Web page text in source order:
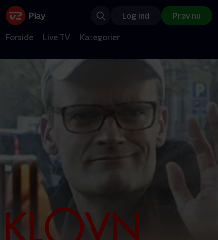
Log ind Prøv nu
Forside Live TV Kategorier